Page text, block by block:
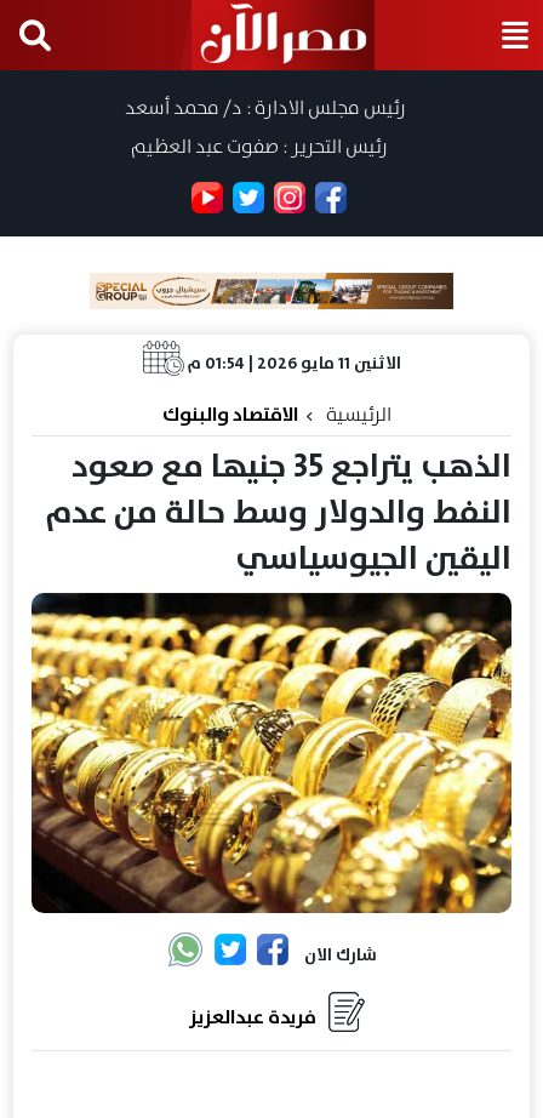
رئيس مجلس الادارة : د/ محمد أسعد
رئيس التحرير : صفوت عبد العظيم
الاثنين 11 مايو 2026 | 01:54 م
الرئيسية الاقتصاد والبنوك
الذهب يتراجع 35 جنيها مع صعود
النفط والدولار وسط حالة من عدم
اليقين الجيوسياسي
شارك الان
فريدة عبدالعزيز